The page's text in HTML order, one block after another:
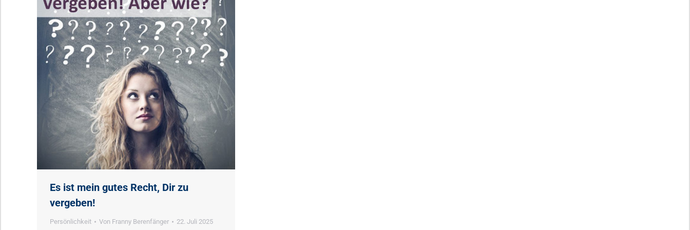
Es ist mein gutes Recht, Dir zu
vergeben!
Persönlichkeit Von Franny Berenfänger 22. Juli 2025